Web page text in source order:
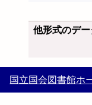
他形式のデー
国立国会図書館ホ